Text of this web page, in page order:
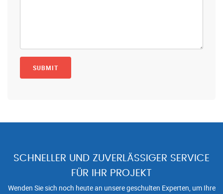
SCHNELLER UND ZUVERLÄSSIGER SERVICE
FÜR IHR PROJEKT
Wenden Sie sich noch heute an unsere geschulten Experten, um Ihre